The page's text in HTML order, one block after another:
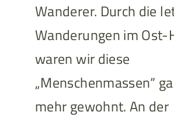
Wanderer. Durch die
Wanderungen im Ost-
waren wir diese
„Menschenmassen“
mehr gewohnt. An der